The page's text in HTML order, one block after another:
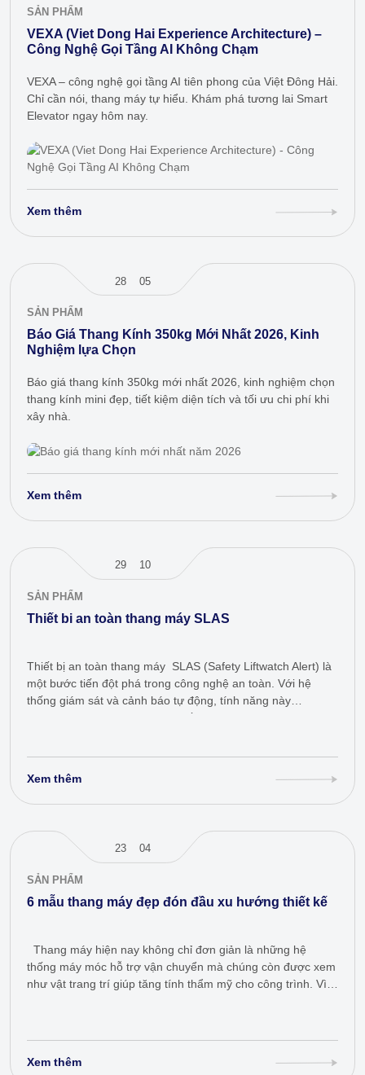
SẢN PHẨM
VEXA (Viet Dong Hai Experience Architecture) –
Công Nghệ Gọi Tầng AI Không Chạm
VEXA – công nghệ gọi tầng AI tiên phong của Việt Đông Hải.
Chỉ cần nói, thang máy tự hiểu. Khám phá tương lai Smart
Elevator ngay hôm nay.
Xem thêm
28 05
SẢN PHẨM
Báo Giá Thang Kính 350kg Mới Nhất 2026, Kinh
Nghiệm lựa Chọn
Báo giá thang kính 350kg mới nhất 2026, kinh nghiệm chọn
thang kính mini đẹp, tiết kiệm diện tích và tối ưu chi phí khi
xây nhà.
Xem thêm
29 10
SẢN PHẨM
Thiết bi an toàn thang máy SLAS
Thiết bị an toàn thang máy SLAS (Safety Liftwatch Alert) là
một bước tiến đột phá trong công nghệ an toàn. Với hệ
thống giám sát và cảnh báo tự động, tính năng này
giúp phát hiện sớm các tình huống…
Xem thêm
23 04
SẢN PHẨM
6 mẫu thang máy đẹp đón đầu xu hướng thiết kế
Thang máy hiện nay không chỉ đơn giản là những hệ
thống máy móc hỗ trợ vận chuyển mà chúng còn được xem
như vật trang trí giúp tăng tính thẩm mỹ cho công trình. Vì
Xem thêm